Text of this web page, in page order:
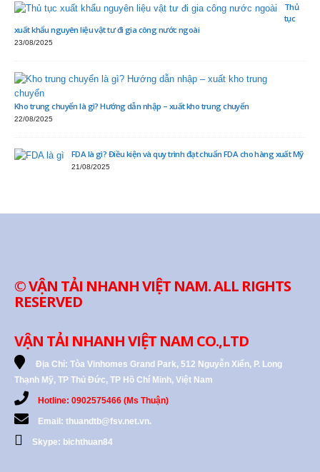
Thủ
tục
xuất khẩu nguyên liệu vật tư đi gia công nước ngoài
23/08/2025
Kho trung chuyển là gì? Hướng dẫn nhập – xuất kho trung chuyển
22/08/2025
FDA là gì? Điều kiện và quy trình đạt chuẩn FDA cho hàng xuất Mỹ
21/08/2025
© VẬN TẢI NHANH VIỆT NAM. ALL RIGHTS
RESERVED
VẬN TẢI NHANH VIỆT NAM CO.,LTD
Địa Chỉ: Tòa Vinhomes Grand Park, 512 Nguyễn Xiển, P. Long
Thạnh Mỹ, TP Thủ Đức, TP Hồ Chí Minh, Việt Nam
Hotline: 0902575466 (Ms Thuận)
Email: thuandtb@fsv.net.vn.
Skype: bichthuan84